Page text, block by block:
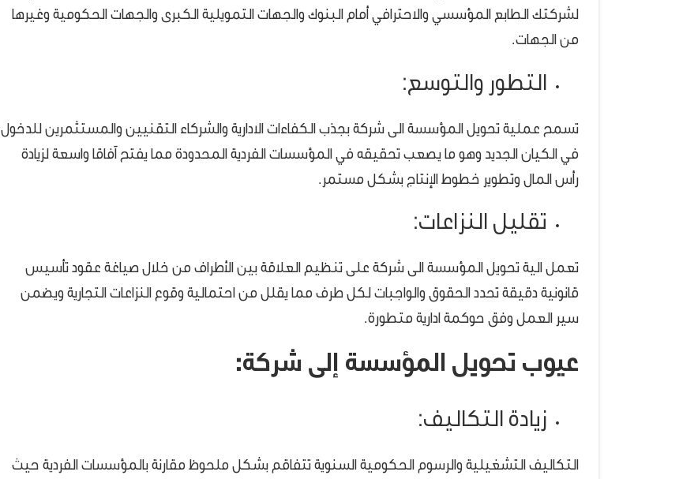
لشركتك الطابع المؤسسي والاحترافي أمام البنوك والجهات التمويلية الكبرى والجهات الحكومية وغيرها
من الجهات.
التطور والتوسع:
تسمح عملية تحويل المؤسسة الى شركة بجذب الكفاءات الادارية والشركاء التقنيين والمستثمرين للدخول
في الكيان الجديد وهو ما يصعب تحقيقه في المؤسسات الفردية المحدودة مما يفتح آفاقا واسعة لزيادة
رأس المال وتطوير خطوط الإنتاج بشكل مستمر.
تقليل النزاعات:
تعمل الية تحويل المؤسسة الى شركة على تنظيم العلاقة بين الأطراف من خلال صياغة عقود تأسيس
قانونية دقيقة تحدد الحقوق والواجبات لكل طرف مما يقلل من احتمالية وقوع النزاعات التجارية ويضمن
سير العمل وفق حوكمة ادارية متطورة.
عيوب تحويل المؤسسة إلى شركة:
زيادة التكاليف:
التكاليف التشغيلية والرسوم الحكومية السنوية تتفاقم بشكل ملحوظ مقارنة بالمؤسسات الفردية حيث